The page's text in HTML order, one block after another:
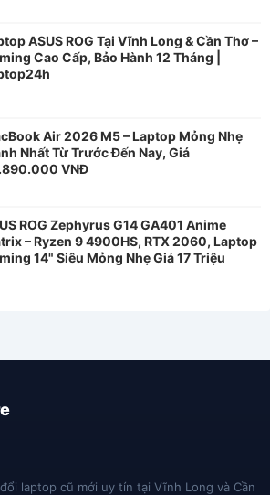
ASUS ROG Tại Vĩnh Long & Cần Thơ –
Cao Cấp, Bảo Hành 12 Tháng |
Air 2026 M5 – Laptop Mỏng Nhẹ
Nhất Từ Trước Đến Nay, Giá
VNĐ
ROG Zephyrus G14 GA401 Anime
– Ryzen 9 4900HS, RTX 2060, Laptop
14" Siêu Mỏng Nhẹ Giá 17 Triệu
laptop cũ mới uy tín tại Vĩnh Long và Cần